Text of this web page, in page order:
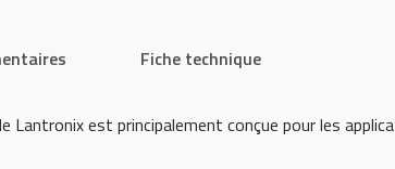
Fiche technique
Lantronix est principalement conçue pour les